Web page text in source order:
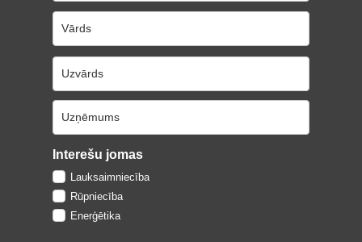
Interešu jomas
Lauksaimniecība
Rūpniecība
Enerģētika